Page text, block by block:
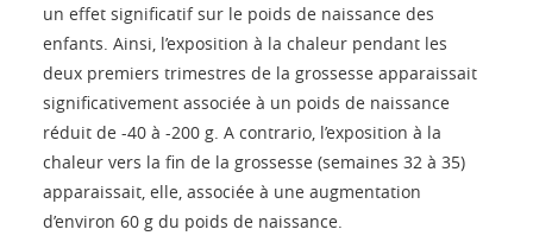
un effet significatif sur le poids de naissance des
enfants. Ainsi, l’exposition à la chaleur pendant les
deux premiers trimestres de la grossesse apparaissait
significativement associée à un poids de naissance
réduit de -40 à -200 g. A contrario, l’exposition à la
chaleur vers la fin de la grossesse (semaines 32 à 35)
apparaissait, elle, associée à une augmentation
d’environ 60 g du poids de naissance.